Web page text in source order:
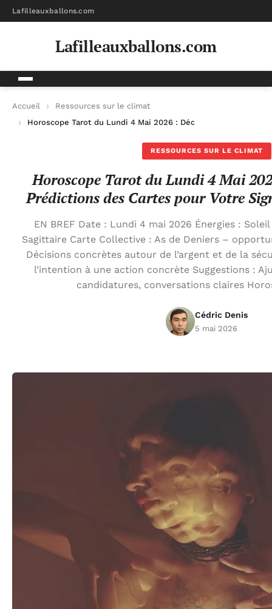
Lafilleauxballons.com
Lafilleauxballons.com
Accueil
Ressources sur le climat
Horoscope Tarot du Lundi 4 Mai 2026 : Découvrez les
RESSOURCES SUR LE CLIMAT
Horoscope Tarot du Lundi 4 Mai
Prédictions des Cartes pour Votre
EN BREF Date : Lundi 4 mai 2026 Énergies :
Sagittaire Carte Collective : As de Deniers –
Décisions concrètes autour de l’argent et de la
l’intention à une action concrète Suggestions :
candidatures, conversations claires
Cédric Denis
5 mai 2026